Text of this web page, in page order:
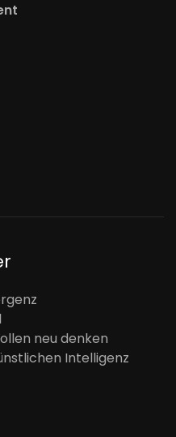
neu denken
Intelligenz